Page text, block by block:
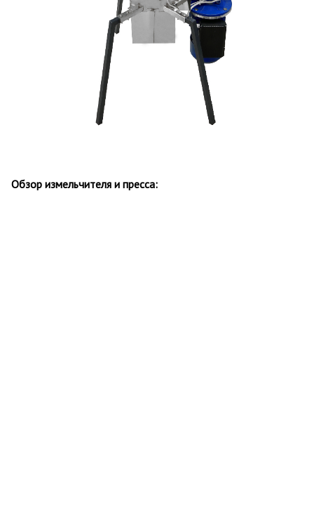
Обзор измельчителя и пресса: